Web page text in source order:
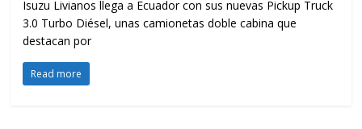
Isuzu Livianos llega a Ecuador con sus nuevas Pickup Truck
3.0 Turbo Diésel, unas camionetas doble cabina que
destacan por
Read more